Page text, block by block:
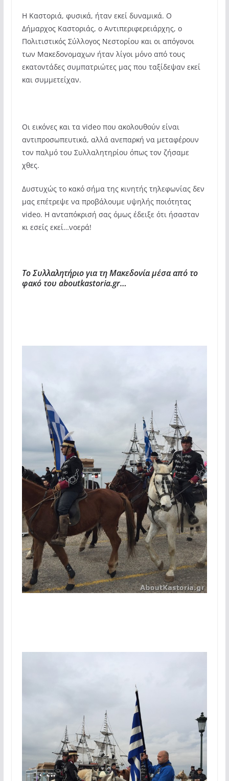
Η Καστοριά, φυσικά, ήταν εκεί δυναμικά. Ο
Δήμαρχος Καστοριάς, ο Αντιπεριφερειάρχης, ο
Πολιτιστικός Σύλλογος Νεστορίου και οι απόγονοι
των Μακεδονομαχων ήταν λίγοι μόνο από τους
εκατοντάδες συμπατριώτες μας που ταξίδεψαν εκεί
και συμμετείχαν.
Οι εικόνες και τα video που ακολουθούν είναι
αντιπροσωπευτικά, αλλά ανεπαρκή να μεταφέρουν
τον παλμό του Συλλαλητηρίου όπως τον ζήσαμε
χθες.
Δυστυχώς το κακό σήμα της κινητής τηλεφωνίας δεν
μας επέτρεψε να προβάλουμε υψηλής ποιότητας
video. Η ανταπόκρισή σας όμως έδειξε ότι ήσασταν
κι εσείς εκεί…νοερά!
To Συλλαλητήριο για τη Μακεδονία μέσα από το
φακό του aboutkastoria.gr…